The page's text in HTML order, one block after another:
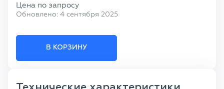
Цена по запросу
Обновлено: 4 сентября 2025
В КОРЗИНУ